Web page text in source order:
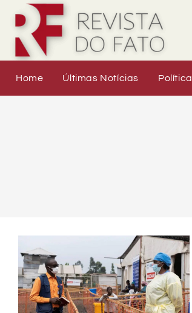
Home Últimas Notícias Política